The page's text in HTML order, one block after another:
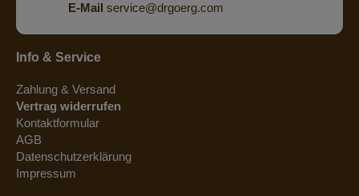
E-Mail service@drgoerg.com
Info & Service
Zahlung & Versand
Vertrag widerrufen
Kontaktformular
AGB
Datenschutzerklärung
Impressum